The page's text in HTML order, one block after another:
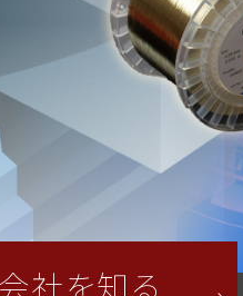
会社を知る